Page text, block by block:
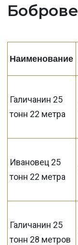
Боброве
Наименование
Галичанин 25
тонн 22 метра
Ивановец 25
тонн 22 метра
Галичанин 25
тонн 28 метров